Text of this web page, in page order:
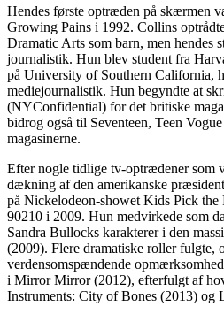
Hendes første optræden på skærmen
Growing Pains i 1992. Collins
Dramatic Arts som barn, men hendes
journalistik. Hun blev student fra
på University of Southern California,
mediejournalistik. Hun begyndte at
(NYConfidential) for det britiske
bidrog også til Seventeen, Teen
magasinerne.
Efter nogle tidlige tv-optrædener som
dækning af den amerikanske
på Nickelodeon-showet Kids Pick the
90210 i 2009. Hun medvirkede som
Sandra Bullocks karakterer i den
(2009). Flere dramatiske roller fulgte,
verdensomspændende
i Mirror Mirror (2012), efterfulgt af
Instruments: City of Bones (2013) og